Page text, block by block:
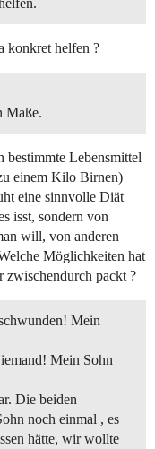
konkret helfen ?
Maße.
Lebensmittel
einem Kilo Birnen)
eine sinnvolle Diät
isst, sondern von
will, von anderen
Möglichkeiten hat
zwischendurch packt ?
Mein
Mein Sohn
Die beiden
noch einmal , es
hätte, wir wollte